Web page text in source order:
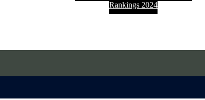
Rankings 2024